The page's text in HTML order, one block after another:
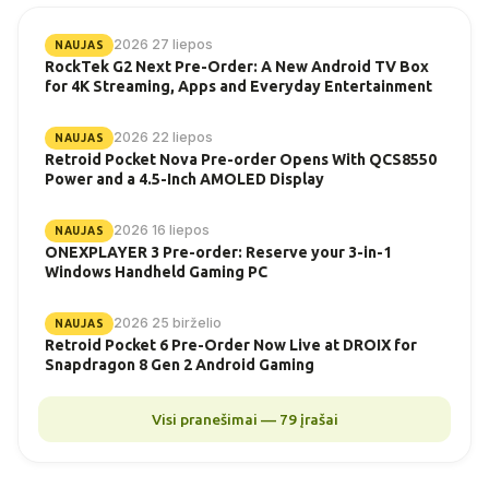
NAUJAS 2026 27 liepos
RockTek G2 Next Pre-Order: A New Android TV Box
for 4K Streaming, Apps and Everyday Entertainment
NAUJAS 2026 22 liepos
Retroid Pocket Nova Pre-order Opens With QCS8550
Power and a 4.5-Inch AMOLED Display
NAUJAS 2026 16 liepos
ONEXPLAYER 3 Pre-order: Reserve your 3-in-1
Windows Handheld Gaming PC
NAUJAS 2026 25 birželio
Retroid Pocket 6 Pre-Order Now Live at DROIX for
Snapdragon 8 Gen 2 Android Gaming
Visi pranešimai — 79 įrašai